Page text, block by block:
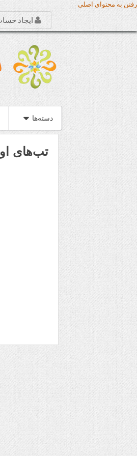
رفتن به محتوای اصلی
ایجاد
دسته‌‌ها
تب‌های